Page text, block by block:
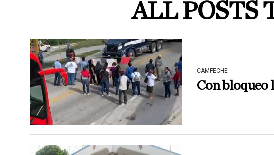
ALL POSTS
CAMPECHE
Con bloqueo